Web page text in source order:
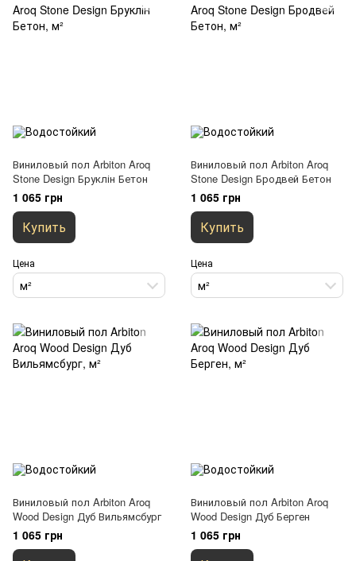
Виниловый пол Arbiton Aroq
Stone Design Бруклін Бетон
1 065 грн
Купить
Цена
м²
Виниловый пол Arbiton Aroq
Stone Design Бродвей Бетон
1 065 грн
Купить
Цена
м²
Виниловый пол Arbiton Aroq
Wood Design Дуб Вильямсбург
1 065 грн
Виниловый пол Arbiton Aroq
Wood Design Дуб Берген
1 065 грн